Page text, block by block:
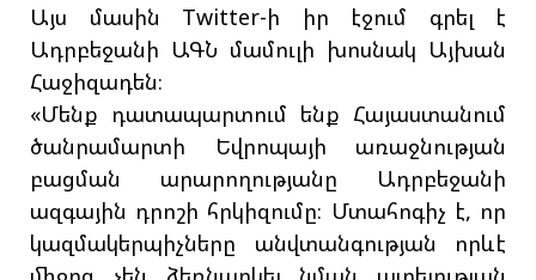
Այս մասին Twitter-ի իր էջում գրել է
Ադրբեջանի ԱԳՆ մամուլի խոսնակ Այխան
Հաջիզադեն։
«Մենք դատապարտում ենք Հայաստանում
ծանրամարտի Եվրոպայի առաջնության
բացման արարողությանը Ադրբեջանի
ազգային դրոշի հրկիզումը։ Մտահոգիչ է, որ
կազմակերպիչները անվտանգության որևէ